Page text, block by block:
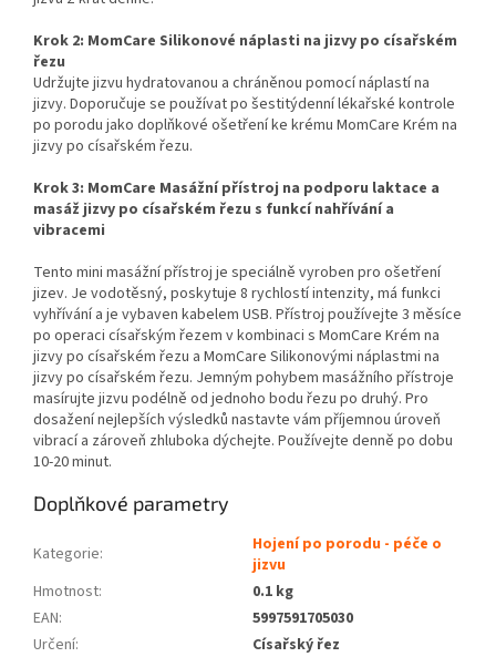
Krok 2: MomCare Silikonové náplasti na jizvy po císařském
řezu
Udržujte jizvu hydratovanou a chráněnou pomocí náplastí na
jizvy. Doporučuje se používat po šestitýdenní lékařské kontrole
po porodu jako doplňkové ošetření ke krému MomCare Krém na
jizvy po císařském řezu.
Krok 3: MomCare Masážní přístroj na podporu laktace a
masáž jizvy po císařském řezu s funkcí nahřívání a
vibracemi
Tento mini masážní přístroj je speciálně vyroben pro ošetření
jizev. Je vodotěsný, poskytuje 8 rychlostí intenzity, má funkci
vyhřívání a je vybaven kabelem USB. Přístroj používejte 3 měsíce
po operaci císařským řezem v kombinaci s MomCare Krém na
jizvy po císařském řezu a MomCare Silikonovými náplastmi na
jizvy po císařském řezu. Jemným pohybem masážního přístroje
masírujte jizvu podélně od jednoho bodu řezu po druhý. Pro
dosažení nejlepších výsledků nastavte vám příjemnou úroveň
vibrací a zároveň zhluboka dýchejte. Používejte denně po dobu
10-20 minut.
Doplňkové parametry
Kategorie:
Hojení po porodu - péče o
jizvu
Hmotnost:
0.1 kg
EAN:
5997591705030
Určení:
Císařský řez